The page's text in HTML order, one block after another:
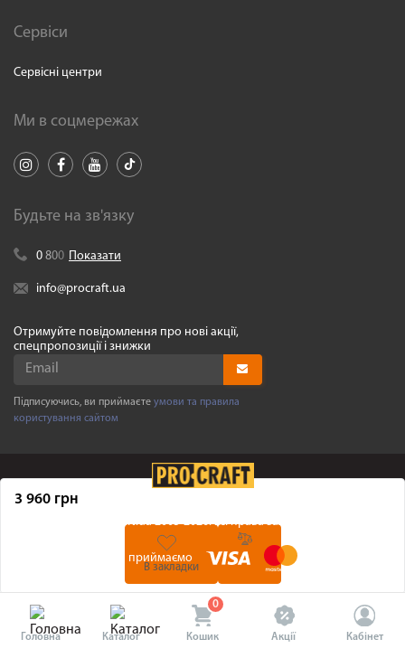
3 960 грн
В закладки
Сервіси
Сервісні центри
Ми в соцмережах
Будьте на зв'язку
0 800 Показати
info@procraft.ua
Отримуйте повідомлення про нові акції,
спецпропозиції і знижки
Підписуючись, ви приймаєте умови та правила
користування сайтом
Procraft.ua2005-2026. Усі права захищенні
Ми приймаємо
Головна Каталог
0
Кошик Акції Кабінет